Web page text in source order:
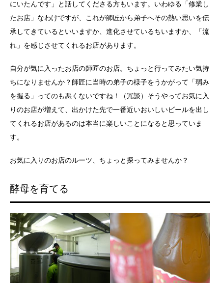
にいたんです」と話してくださる方もいます。いわゆる「修業し
たお店」なわけですが、これが師匠から弟子へその熱い思いを伝
承してきているといいますか、進化させているちいますか、「流
れ」を感じさせてくれるお店があります。
自分が気に入ったお店の師匠のお店。ちょっと行ってみたい気持
ちになりませんか？師匠に当時の弟子の様子をうかがって「弱み
を握る」ってのも悪くないですね！（冗談）そうやってお気に入
りのお店が増えて、出かけた先で一番近いおいしいビールを出し
てくれるお店があるのは本当に楽しいことになると思っていま
す。
お気に入りのお店のルーツ、ちょっと探ってみませんか？
酵母を育てる